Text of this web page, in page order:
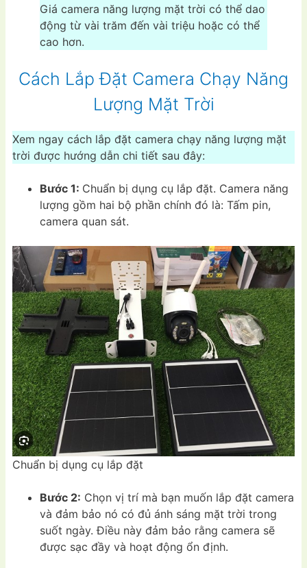
Giá camera năng lượng mặt trời có thể dao
động từ vài trăm đến vài triệu hoặc có thể
cao hơn.
Cách Lắp Đặt Camera Chạy Năng
Lượng Mặt Trời
Xem ngay cách lắp đặt camera chạy năng lượng mặt
trời được hướng dẫn chi tiết sau đây:
Bước 1: Chuẩn bị dụng cụ lắp đặt. Camera năng
lượng gồm hai bộ phần chính đó là: Tấm pin,
camera quan sát.
Chuẩn bị dụng cụ lắp đặt
Bước 2: Chọn vị trí mà bạn muốn lắp đặt camera
và đảm bảo nó có đủ ánh sáng mặt trời trong
suốt ngày. Điều này đảm bảo rằng camera sẽ
được sạc đầy và hoạt động ổn định.